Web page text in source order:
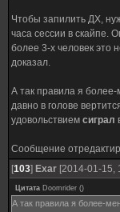
Чтобы запилить ДХ,
часа сессии в скайпе.
более 3-х человек это
доказал.
А так правила я
давно в голове
удовольствием сиграл
Сообщение
[103] Exar [2014-01-15,
Цитата Doomrider ()
А так правила я более-